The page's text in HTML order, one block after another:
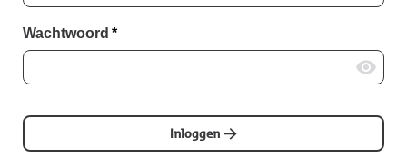
Wachtwoord *
Inloggen